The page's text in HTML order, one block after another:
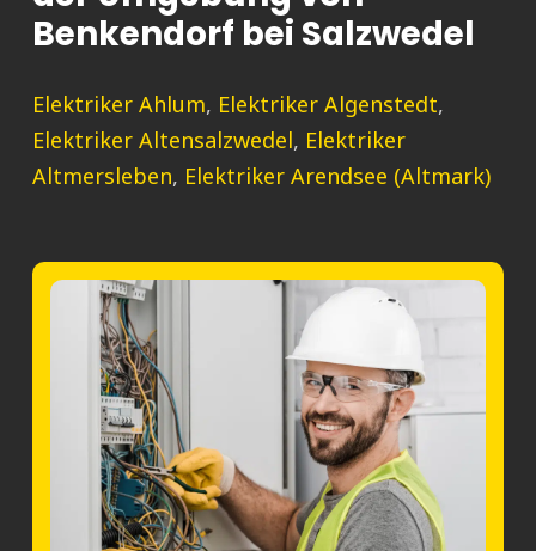
Benkendorf bei Salzwedel
Elektriker Ahlum, Elektriker Algenstedt,
Elektriker Altensalzwedel, Elektriker
Altmersleben, Elektriker Arendsee (Altmark)